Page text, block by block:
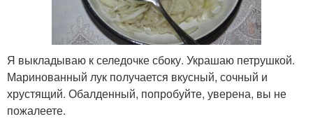
Я выкладываю к селедочке сбоку. Украшаю петрушкой.
Маринованный лук получается вкусный, сочный и
хрустящий. Обалденный, попробуйте, уверена, вы не
пожалеете.